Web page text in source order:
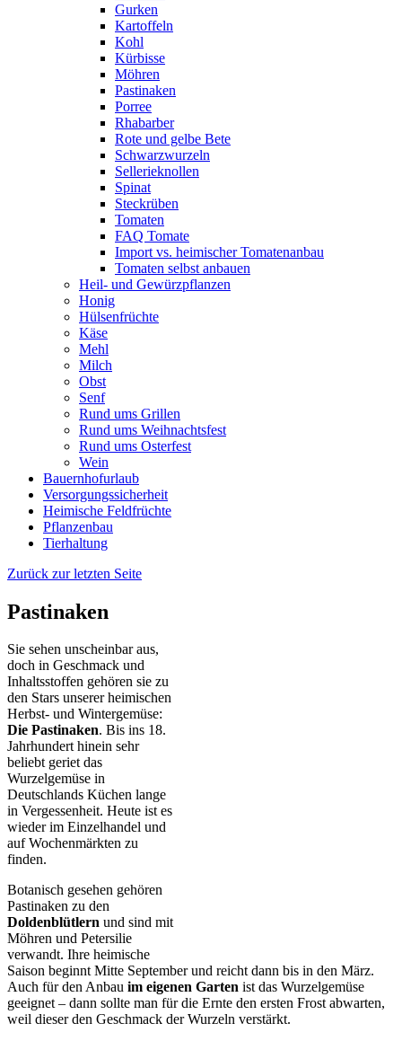
Gurken
Kartoffeln
Kohl
Kürbisse
Möhren
Pastinaken
Porree
Rhabarber
Rote und gelbe Bete
Schwarzwurzeln
Sellerieknollen
Spinat
Steckrüben
Tomaten
FAQ Tomate
Import vs. heimischer Tomatenanbau
Tomaten selbst anbauen
Heil- und Gewürzpflanzen
Honig
Hülsenfrüchte
Käse
Mehl
Milch
Obst
Senf
Rund ums Grillen
Rund ums Weihnachtsfest
Rund ums Osterfest
Wein
Bauernhofurlaub
Versorgungssicherheit
Heimische Feldfrüchte
Pflanzenbau
Tierhaltung
Zurück zur letzten Seite
Pastinaken
Sie sehen unscheinbar aus,
doch in Geschmack und
Inhaltsstoffen gehören sie zu
den Stars unserer heimischen
Herbst- und Wintergemüse:
Die Pastinaken. Bis ins 18.
Jahrhundert hinein sehr
beliebt geriet das
Wurzelgemüse in
Deutschlands Küchen lange
in Vergessenheit. Heute ist es
wieder im Einzelhandel und
auf Wochenmärkten zu
finden.
Botanisch gesehen gehören
Pastinaken zu den
Doldenblütlern und sind mit
Möhren und Petersilie
verwandt. Ihre heimische
Saison beginnt Mitte September und reicht dann bis in den März.
Auch für den Anbau im eigenen Garten ist das Wurzelgemüse
geeignet – dann sollte man für die Ernte den ersten Frost abwarten,
weil dieser den Geschmack der Wurzeln verstärkt.